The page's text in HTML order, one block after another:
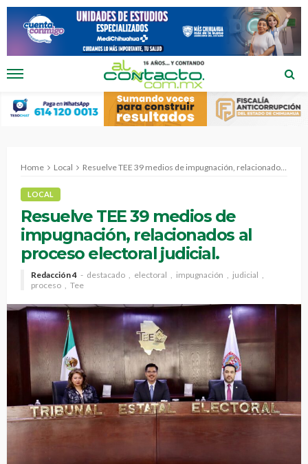
Home Local Resuelve TEE 39 medios de impugnación, relacionados al proceso electoral judicial.
LOCAL
Resuelve TEE 39 medios de
impugnación, relacionados al
proceso electoral judicial.
Redacción 4 destacado electoral impugnación
judicial
proceso
Tee